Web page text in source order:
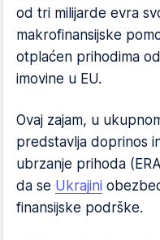
od tri milijarde evra
makrofinansijske
otplaćen prihodima
imovine u EU.
Ovaj zajam, u
predstavlja doprinos
ubrzanje prihoda
da se Ukrajini
finansijske podrške.